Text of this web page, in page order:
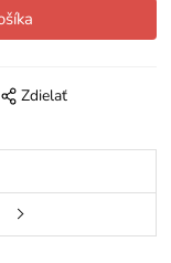
Zdielať